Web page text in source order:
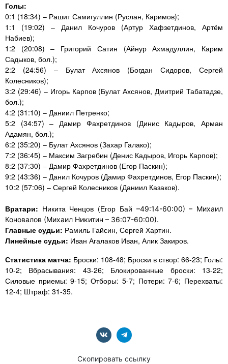
Голы:
0:1 (18:34) – Рашит Самигуллин (Руслан, Каримов);
1:1 (19:02) – Данил Кочуров (Артур Хафзетдинов, Артём
Набиев);
1:2 (20:08) – Григорий Сатин (Айнур Ахмадуллин, Карим
Садыков, бол.);
2:2 (24:56) – Булат Ахсянов (Богдан Сидоров, Сергей
Колесников);
3:2 (29:46) – Игорь Карпов (Булат Ахсянов, Дмитрий Табатадзе,
бол.);
4:2 (31:10) – Даниил Петренко;
5:2 (34:57) – Дамир Фахретдинов (Динис Кадыров, Арман
Адамян, бол.);
6:2 (35:20) – Булат Ахсянов (Захар Галако);
7:2 (36:45) – Максим Загребин (Денис Кадыров, Игорь Карпов);
8:2 (37:30) – Дамир Фахретдинов (Егор Паскин);
9:2 (43:36) – Данил Кочуров (Дамир Фахретдинов, Егор Паскин);
10:2 (57:06) – Сергей Колесников (Даниил Казаков).
Вратари: Никита Ченцов (Егор Бай –49:14-60:00) – Михаил
Коновалов (Михаил Никитин – 36:07-60:00).
Главные судьи: Рамиль Гайсин, Сергей Хартин.
Линейные судьи: Иван Агалаков Иван, Алик Закиров.
Статистика матча: Броски: 108-48; Броски в створ: 66-23; Голы:
10-2; Вбрасывания: 43-26; Блокированные броски: 13-22;
Силовые приемы: 9-15; Отборы: 5-7; Потери: 7-6; Перехваты:
12-4; Штраф: 31-35.
Скопировать ссылку